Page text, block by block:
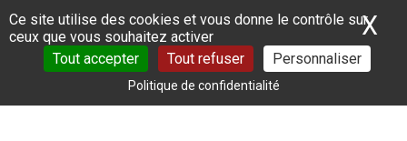
Panneau de gestion des cookies
Ce site utilise des cookies et vous donne le contrôle sur
ceux que vous souhaitez activer
Tout accepter
Tout refuser Personnaliser
Politique de confidentialité
X